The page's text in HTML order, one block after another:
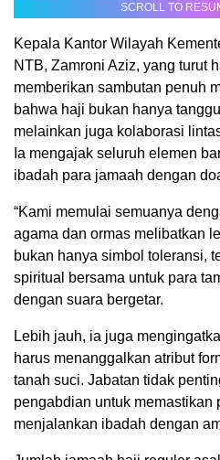
SCROLL TO
Kepala Kantor Wilayah
NTB, Zamroni Aziz, yang turut
memberikan sambutan penuh
bahwa haji bukan hanya
melainkan juga kolaborasi
Ia mengajak seluruh elemen
ibadah para jamaah dengan
“Kami memulai semuanya
agama dan ormas melibatkan
bukan hanya simbol toleransi,
spiritual bersama untuk para
dengan suara bergetar.
Lebih jauh, ia juga
harus menanggalkan atribut
tanah suci. Jabatan tidak
pengabdian untuk memastikan
menjalankan ibadah dengan